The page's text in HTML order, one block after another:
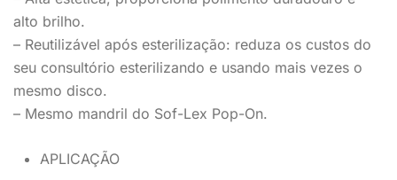
alto brilho.
– Reutilizável após esterilização: reduza os custos do
seu consultório esterilizando e usando mais vezes o
mesmo disco.
– Mesmo mandril do Sof-Lex Pop-On.
APLICAÇÃO